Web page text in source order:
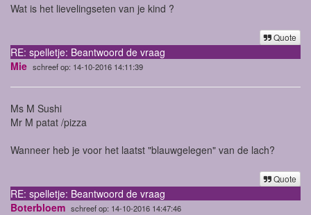
Wat is het lievelingseten van je kind ?
Quote
RE: spelletje: Beantwoord de vraag
Mie schreef op: 14-10-2016 14:11:39
Ms M Sushi
Mr M patat /pizza
Wanneer heb je voor het laatst "blauwgelegen" van de lach?
Quote
RE: spelletje: Beantwoord de vraag
Boterbloem schreef op: 14-10-2016 14:47:46